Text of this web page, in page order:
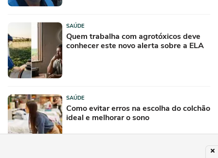
SAÚDE
Quem trabalha com agrotóxicos deve
conhecer este novo alerta sobre a ELA
SAÚDE
Como evitar erros na escolha do colchão
ideal e melhorar o sono